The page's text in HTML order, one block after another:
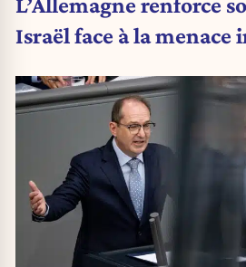
Israël face à la menace